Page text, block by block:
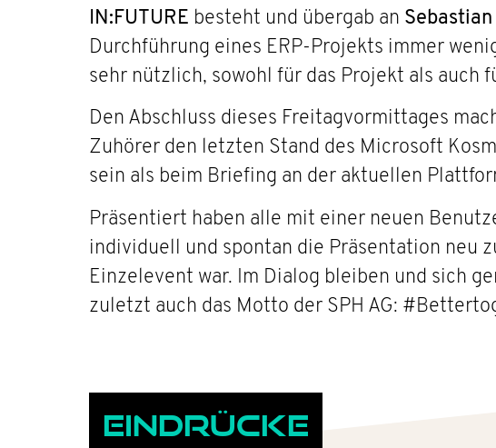
IN:FUTURE besteht und übergab an
Durchführung eines ERP-Projekts immer
sehr nützlich, sowohl für das Projekt als auch
Den Abschluss dieses Freitagvormittages
Zuhörer den letzten Stand des Microsoft
sein als beim Briefing an der aktuellen
Präsentiert haben alle mit einer neuen
individuell und spontan die Präsentation neu
Einzelevent war. Im Dialog bleiben und sich
zuletzt auch das Motto der SPH AG:
Eindrücke